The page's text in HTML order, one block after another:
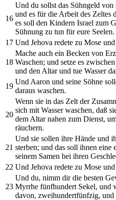
16
Und du sollst das Sühngeld
und es für die Arbeit des Zeltes
es soll den Kindern Israel zum
Sühnung zu tun für eure Seelen.
17 Und Jehova redete zu Mose und
18
Mache auch ein Becken von
Waschen; und setze es
und den Altar und tue Wasser
19
Und Aaron und seine Söhne
daraus waschen.
20
Wenn sie in das Zelt der
sich mit Wasser waschen, daß
dem Altar nahen zum Dienst,
räuchern.
21
Und sie sollen ihre Hände und
sterben; und das soll ihnen eine
seinem Samen bei ihren
22 Und Jehova redete zu Mose und
23
Und du, nimm dir die besten
Myrrhe fünfhundert Sekel, und
davon, zweihundertfünfzig,